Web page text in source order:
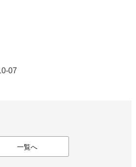
07
一覧へ